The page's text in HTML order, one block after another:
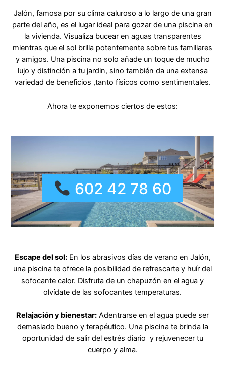
Jalón, famosa por su clima caluroso a lo largo de una gran
parte del año, es el lugar ideal para gozar de una piscina en
la vivienda. Visualiza bucear en aguas transparentes
mientras que el sol brilla potentemente sobre tus familiares
y amigos. Una piscina no solo añade un toque de mucho
lujo y distinción a tu jardin, sino también da una extensa
variedad de beneficios ,tanto físicos como sentimentales.
Ahora te exponemos ciertos de estos:
602 42 78 60
Escape del sol:En los abrasivos días de verano en Jalón,
una piscina te ofrece la posibilidad de refrescarte y huír del
sofocante calor. Disfruta de un chapuzón en el agua y
olvídate de las sofocantes temperaturas.
Relajación y bienestar: Adentrarse en el agua puede ser
demasiado bueno y terapéutico. Una piscina te brinda la
oportunidad de salir del estrés diario y rejuvenecer tu
cuerpo y alma.